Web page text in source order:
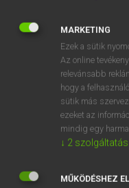
EGYÉNI
MARKETING
Ezek a sütik
Az online
relevánsabb
hogy a
sütik más
ezeket az
mindig egy
↓ 2 szolgáltatás
MŰKÖDÉSHEZ